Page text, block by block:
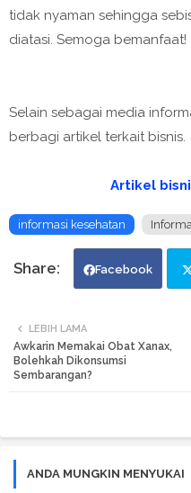
tidak nyaman sehingga
diatasi. Semoga bemanfaat!
Selain sebagai media
berbagi artikel terkait bisnis.
Artikel
informasi kesehatan
Facebook
LEBIH LAMA
Awkarin Memakai Obat Xanax,
Bolehkah Dikonsumsi
Sembarangan?
ANDA MUNGKIN MENYUKAI